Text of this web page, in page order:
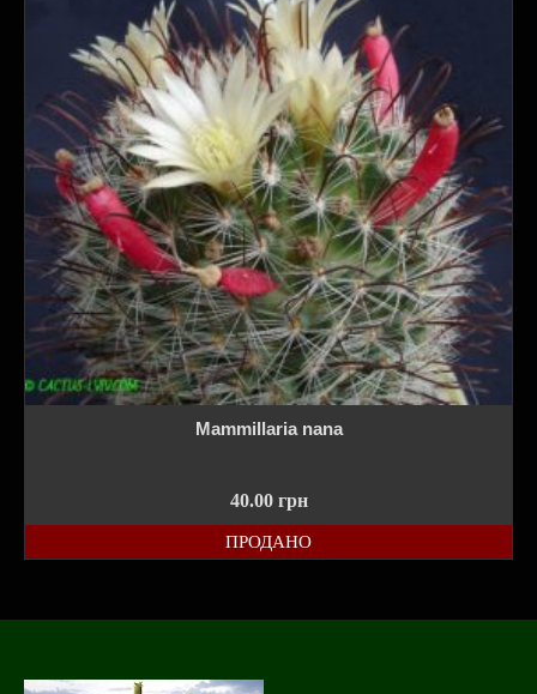
Mammillaria nana
40.00 грн
ПРОДАНО